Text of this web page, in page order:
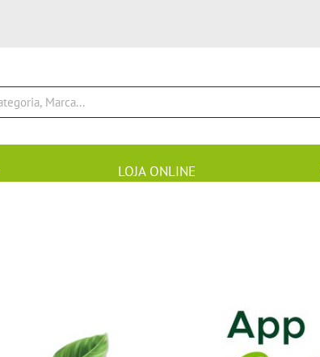
LOJA ONLINE